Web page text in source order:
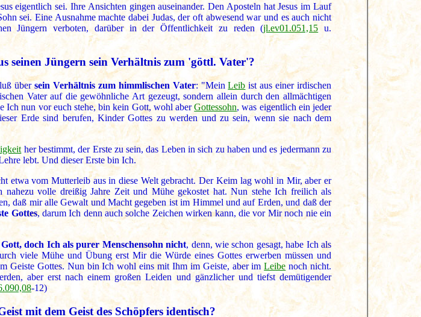
eigentlich sei. Ihre Ansichten gingen auseinander. Den Aposteln hat Jesus im Lauf
sei. Eine Ausnahme machte dabei Judas, der oft abwesend war und es auch nicht
Jüngern verboten, darüber in der Öffentlichkeit zu reden (jl.ev01.051,15 u.
seinen Jüngern sein Verhältnis zum 'göttl. Vater'?
übersein Verhältnis zum himmlischen Vater: "MeinLeib ist aus einer irdischen
Vater auf die gewöhnliche Art gezeugt, sondern allein durch den allmächtigen
Ich nun vor euch stehe, bin kein Gott, wohl aberGottessohn, was eigentlich ein jeder
Erde sind berufen, Kinder Gottes zu werden und zu sein, wenn sie nach dem
her bestimmt, der Erste zu sein, das Leben in sich zu haben und es jedermann zu
lebt. Und dieser Erste bin Ich.
etwa vom Mutterleib aus in diese Welt gebracht. Der Keim lag wohl in Mir, aber er
nahezu volle dreißig Jahre Zeit und Mühe gekostet hat. Nun stehe Ich freilich als
daß mir alle Gewalt und Macht gegeben ist im Himmel und auf Erden, und daß der
Gottes, darum Ich denn auch solche Zeichen wirken kann, die vor Mir noch nie ein
doch Ich als purer Menschensohn nicht, denn, wie schon gesagt, habe Ich als
viele Mühe und Übung erst Mir die Würde eines Gottes erwerben müssen und
Geiste Gottes. Nun bin Ich wohl eins mit Ihm im Geiste, aber imLeibe noch nicht.
aber erst nach einem großen Leiden und gänzlicher und tiefst demütigender
-12)
mit dem Geist des Schöpfers identisch?